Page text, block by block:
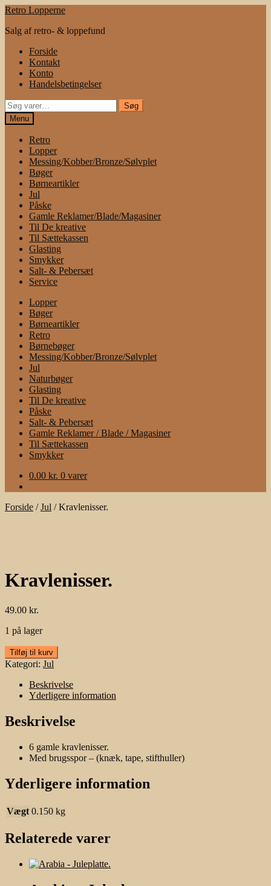
Spring
navigation
Spring
indhold
Retro Lopperne
Salg af retro- & loppefund
Forside
Kontakt
Konto
Handelsbetingelser
Søg
efter:
Søg
Menu
Retro
Lopper
Messing/Kobber/Bronze/Sølvplet
Bøger
Børneartikler
Jul
Påske
Gamle Reklamer/Blade/Magasiner
Til De kreative
Til Sættekassen
Glasting
Smykker
Salt- & Pebersæt
Service
Lopper
Bøger
Børneartikler
Retro
Børnebøger
Messing/Kobber/Bronze/Sølvplet
Jul
Naturbøger
Glasting
Til De kreative
Påske
Salt- & Pebersæt
Gamle Reklamer / Blade / Magasiner
Til Sættekassen
Smykker
0.00 kr. 0 varer
Forside /Jul /Kravlenisser.
Kravlenisser.
49.00 kr.
1 på lager
Kravlenisser.
antal
Tilføj til kurv
Kategori: Jul
Beskrivelse
Yderligere information
Beskrivelse
6 gamle kravlenisser.
Med brugsspor – (knæk, tape, stifthuller)
Yderligere information
Vægt 0.150 kg
Relaterede varer